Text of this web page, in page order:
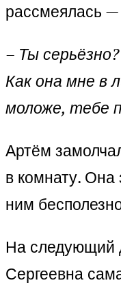
рассмеялась —
– Ты
Как она мне в
моложе, тебе
Артём
в комнату. Она
ним
На следующий
Сергеевна